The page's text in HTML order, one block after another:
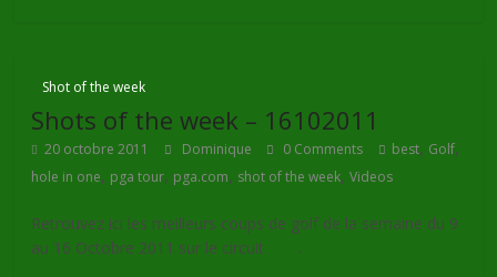
Shot of the week
Shots of the week – 16102011
20 octobre 2011 Dominique 0 Comments best, Golf,
hole in one, pga tour, pga.com, shot of the week,Videos
Retrouvez ici les meilleurs coups de golf de la semaine du 9
au 16 Octobre 2011 sur le circuit
.